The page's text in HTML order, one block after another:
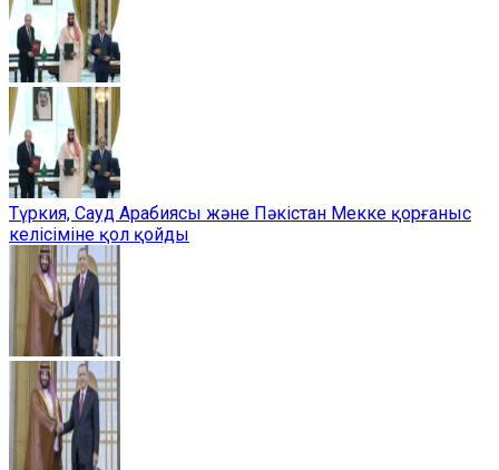
Түркия, Сауд Арабиясы және Пәкістан Мекке қорғаныс
келісіміне қол қойды